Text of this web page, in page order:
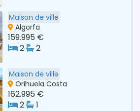
Maison de ville
Algorfa
159.995 €
2
2
Maison de ville
Orihuela Costa
162.995 €
2
1